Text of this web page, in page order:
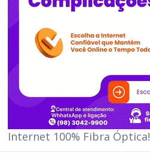
Internet 100% Fibra Óptica!